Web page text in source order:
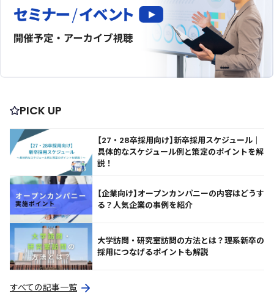
PICK UP
【27・28卒採用向け】新卒採用スケジュール｜
具体的なスケジュール例と策定のポイントを解
説！
【企業向け】オープンカンパニーの内容はどうす
る？人気企業の事例を紹介
大学訪問・研究室訪問の方法とは？理系新卒の
採用につなげるポイントも解説
すべての記事一覧